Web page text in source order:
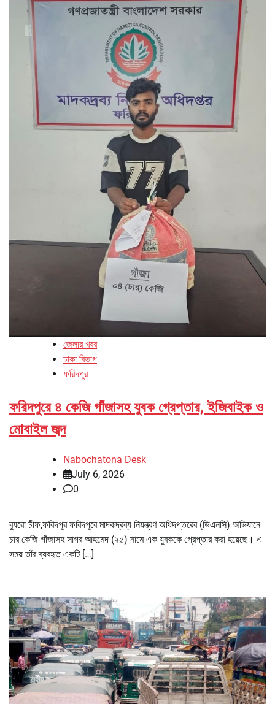
জেলার খবর
ঢাকা বিভাগ
ফরিদপুর
ফরিদপুরে ৪ কেজি গাঁজাসহ যুবক গ্রেপ্তার, ইজিবাইক ও
মোবাইল জব্দ
Nabochatona Desk
July 6, 2026
0
ব্যুরো চীফ,ফরিদপুর ফরিদপুরে মাদকদ্রব্য নিয়ন্ত্রণ অধিদপ্তরের (ডিএনসি) অভিযানে
চার কেজি গাঁজাসহ সাগর আহমেদ (২৫) নামে এক যুবককে গ্রেপ্তার করা হয়েছে। এ
সময় তাঁর ব্যবহৃত একটি […]